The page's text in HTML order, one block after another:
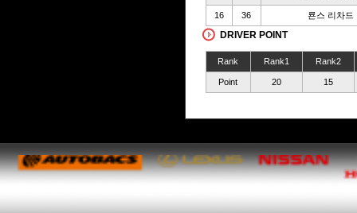
16 36 룐스 리차드
DRIVER POINT
Rank Rank1 Rank2
Point 20 15